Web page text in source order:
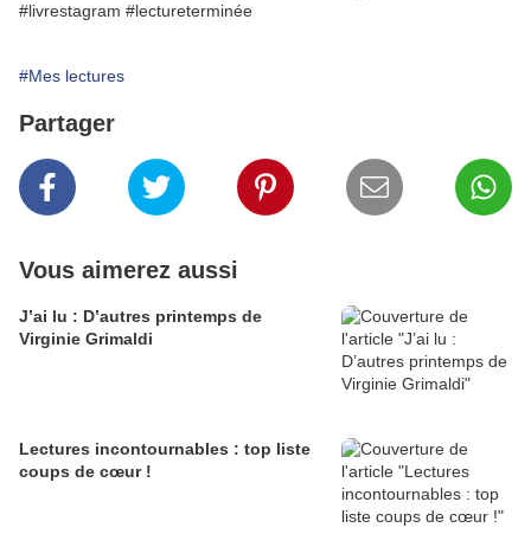
#livrestagram #lectureterminée
#Mes lectures
Partager
Vous aimerez aussi
J’ai lu : D’autres printemps de
Virginie Grimaldi
Lectures incontournables : top liste
coups de cœur !